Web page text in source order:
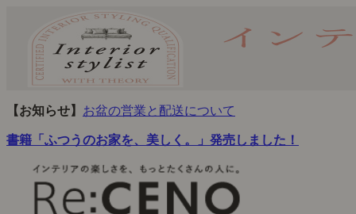
【お知らせ】 お盆の営業と配送について
書籍「ふつうのお家を、美しく。」発売しました！